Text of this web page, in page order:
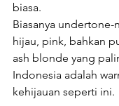
biasa.
Biasanya undertone-
hijau, pink, bahkan
ash blonde yang
Indonesia adalah
kehijauan seperti ini.